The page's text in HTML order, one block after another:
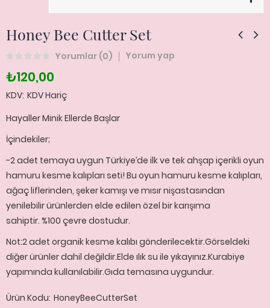
Honey Bee Cutter Set
Yorumlar (0) Yorum yap
₺120,00
KDV KDV Hariç
Hayaller Minik Ellerde Başlar
İçindekiler;
-2 adet temaya uygun Türkiye’de ilk ve tek ahşap içerikli oyun
hamuru kesme kalıpları seti! Bu oyun hamuru kesme kalıpları,
ağaç liflerinden, şeker kamışı ve mısır nişastasından
yenilebilir ürünlerden elde edilen özel bir karışıma
sahiptir. %100 çevre dostudur.
Not:2 adet organik kesme kalıbı gönderilecektir.Görseldeki
diğer ürünler dahil değildir.Elde ılık su ile yıkayınız.Kurabiye
yapımında kullanılabilir.Gıda temasına uygundur.
Ürün Kodu HoneyBeeCutterSet